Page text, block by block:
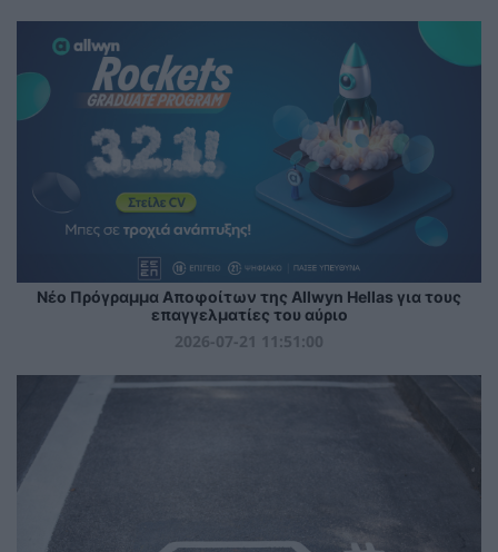
Νέο Πρόγραμμα Αποφοίτων της Allwyn Hellas για τους
επαγγελματίες του αύριο
2026-07-21 11:51:00